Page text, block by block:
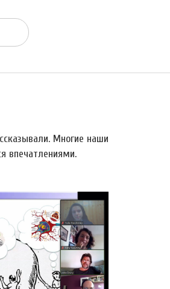
Многие наши
впечатлениями.